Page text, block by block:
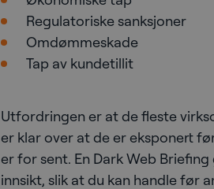
Regulatoriske sanksjoner
Omdømmeskade
Tap av kundetillit
Utfordringen er at de fleste
er klar over at de er eksponert
er for sent. En Dark Web
innsikt, slik at du kan handle før